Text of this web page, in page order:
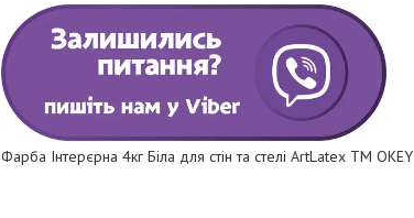
Фарба Інтерєрна 4кг Біла для стін та стелі ArtLatex ТМ OKEY